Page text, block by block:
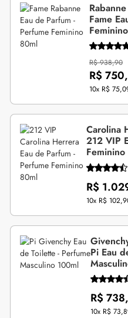
Rabanne
Fame
R$ 938,90
R$
10x R$
Carolina
212 VIP
R$
10x R$
Pi Eau
R$
10x R$